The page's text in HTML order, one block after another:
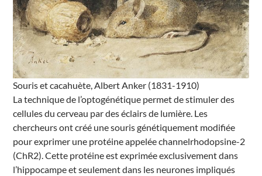
Souris et cacahuète, Albert Anker (1831-1910)
La technique de l’optogénétique permet de stimuler des
cellules du cerveau par des éclairs de lumière. Les
chercheurs ont créé une souris génétiquement modifiée
pour exprimer une protéine appelée channelrhodopsine-2
(ChR2). Cette protéine est exprimée exclusivement dans
l’hippocampe et seulement dans les neurones impliqués